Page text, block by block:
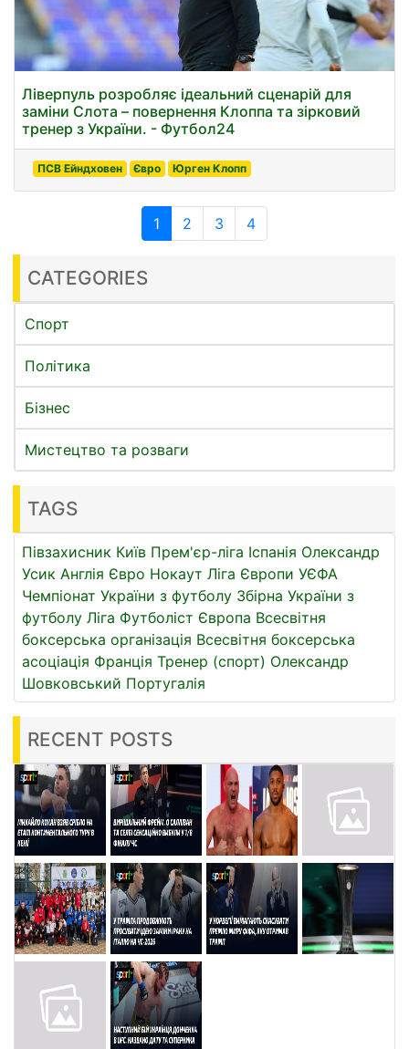
Ліверпуль розробляє ідеальний сценарій для
заміни Слота – повернення Клоппа та зірковий
тренер з України. - Футбол24
ПСВ Ейндховен Євро Юрген Клопп
1 2 3 4
CATEGORIES
Спорт
Політика
Бізнес
Мистецтво та розваги
TAGS
Півзахисник Київ Прем'єр-ліга Іспанія Олександр
Усик Англія Євро Нокаут Ліга Європи УЄФА
Чемпіонат України з футболу Збірна України з
футболу Ліга Футболіст Європа Всесвітня
боксерська організація Всесвітня боксерська
асоціація Франція Тренер (спорт) Олександр
Шовковський Португалія
RECENT POSTS